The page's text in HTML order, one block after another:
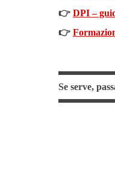
👉DPI –
👉
Se serve,